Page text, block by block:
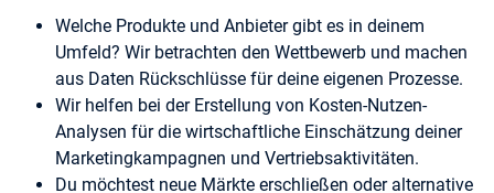
Welche Produkte und Anbieter gibt es in deinem
Umfeld? Wir betrachten den Wettbewerb und machen
aus Daten Rückschlüsse für deine eigenen Prozesse.
Wir helfen bei der Erstellung von Kosten-Nutzen-
Analysen für die wirtschaftliche Einschätzung deiner
Marketingkampagnen und Vertriebsaktivitäten.
Du möchtest neue Märkte erschließen oder alternative